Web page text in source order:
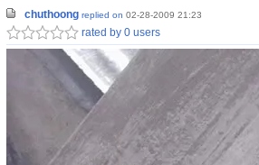
chuthoong replied on 02-28-2009 21:23
rated by 0 users